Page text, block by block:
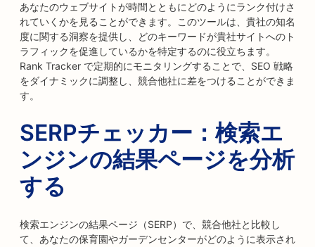
あなたのウェブサイトが時間とともにどのようにランク付けさ
れていくかを見ることができます。このツールは、貴社の知名
度に関する洞察を提供し、どのキーワードが貴社サイトへのト
ラフィックを促進しているかを特定するのに役立ちます。
Rank Tracker で定期的にモニタリングすることで、SEO 戦略
をダイナミックに調整し、競合他社に差をつけることができま
す。
SERPチェッカー：検索エ
ンジンの結果ページを分析
する
検索エンジンの結果ページ（SERP）で、競合他社と比較し
て、あなたの保育園やガーデンセンターがどのように表示され